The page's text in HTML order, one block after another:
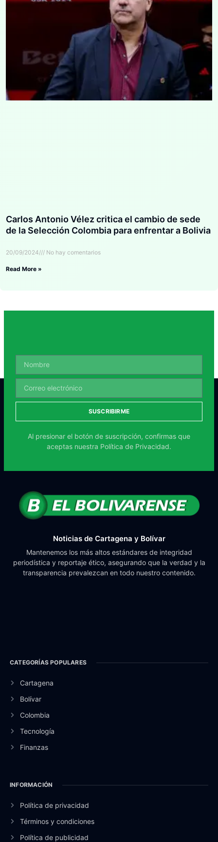
Carlos Antonio Vélez critica el cambio de sede
de la Selección Colombia para enfrentar a Bolivia
20/09/2024 No hay comentarios
Read More »
SUSCRIBIRME
Al presionar el botón de suscripción, confirmas que
aceptas nuestra Política de Privacidad.
Noticias de Cartagena y Bolívar
Mantenemos los más altos estándares de integridad
periodística y reportaje ético, asegurando que la verdad y la
transparencia prevalezcan en todo nuestro contenido.
CATEGORÍAS POPULARES
Cartagena
Bolívar
Colombia
Tecnología
Finanzas
INFORMACIÓN
Política de privacidad
Términos y condiciones
Política de publicidad